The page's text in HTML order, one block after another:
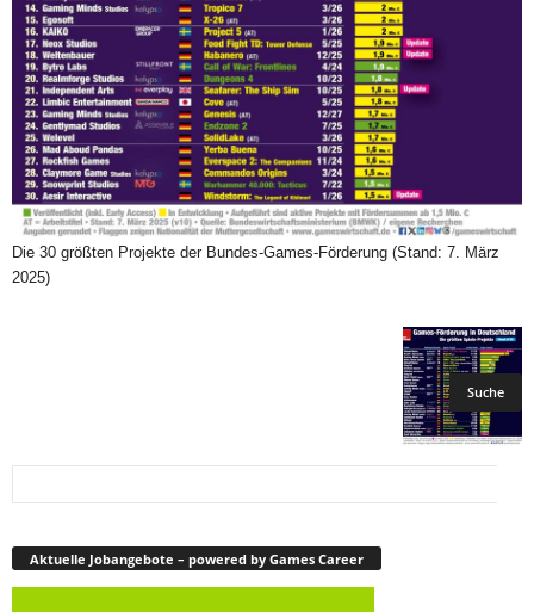
Die 30 größten Projekte der Bundes-Games-Förderung (Stand: 7. März
2025)
Aktuelle Jobangebote – powered by Games Career